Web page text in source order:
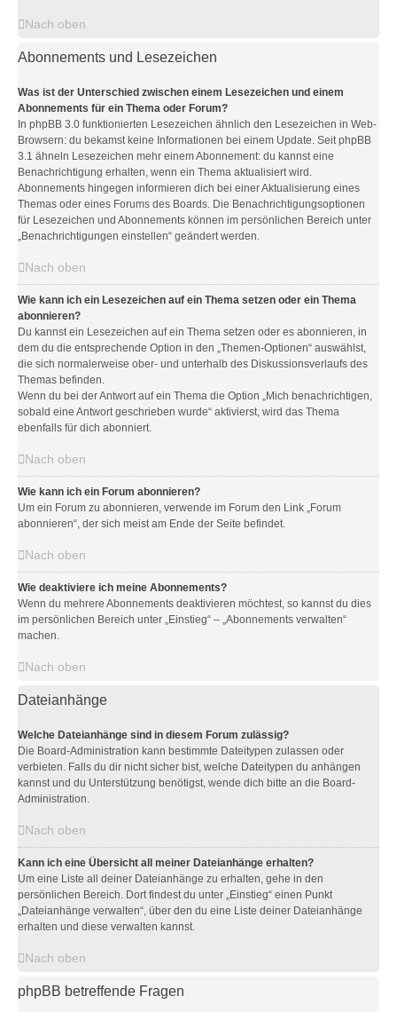
Nach oben
Abonnements und Lesezeichen
Was ist der Unterschied zwischen einem Lesezeichen und einem
Abonnements für ein Thema oder Forum?
In phpBB 3.0 funktionierten Lesezeichen ähnlich den Lesezeichen in Web-
Browsern: du bekamst keine Informationen bei einem Update. Seit phpBB
3.1 ähneln Lesezeichen mehr einem Abonnement: du kannst eine
Benachrichtigung erhalten, wenn ein Thema aktualisiert wird.
Abonnements hingegen informieren dich bei einer Aktualisierung eines
Themas oder eines Forums des Boards. Die Benachrichtigungsoptionen
für Lesezeichen und Abonnements können im persönlichen Bereich unter
„Benachrichtigungen einstellen“ geändert werden.
Nach oben
Wie kann ich ein Lesezeichen auf ein Thema setzen oder ein Thema
abonnieren?
Du kannst ein Lesezeichen auf ein Thema setzen oder es abonnieren, in
dem du die entsprechende Option in den „Themen-Optionen“ auswählst,
die sich normalerweise ober- und unterhalb des Diskussionsverlaufs des
Themas befinden.
Wenn du bei der Antwort auf ein Thema die Option „Mich benachrichtigen,
sobald eine Antwort geschrieben wurde“ aktivierst, wird das Thema
ebenfalls für dich abonniert.
Nach oben
Wie kann ich ein Forum abonnieren?
Um ein Forum zu abonnieren, verwende im Forum den Link „Forum
abonnieren“, der sich meist am Ende der Seite befindet.
Nach oben
Wie deaktiviere ich meine Abonnements?
Wenn du mehrere Abonnements deaktivieren möchtest, so kannst du dies
im persönlichen Bereich unter „Einstieg“ – „Abonnements verwalten“
machen.
Nach oben
Dateianhänge
Welche Dateianhänge sind in diesem Forum zulässig?
Die Board-Administration kann bestimmte Dateitypen zulassen oder
verbieten. Falls du dir nicht sicher bist, welche Dateitypen du anhängen
kannst und du Unterstützung benötigst, wende dich bitte an die Board-
Administration.
Nach oben
Kann ich eine Übersicht all meiner Dateianhänge erhalten?
Um eine Liste all deiner Dateianhänge zu erhalten, gehe in den
persönlichen Bereich. Dort findest du unter „Einstieg“ einen Punkt
„Dateianhänge verwalten“, über den du eine Liste deiner Dateianhänge
erhalten und diese verwalten kannst.
Nach oben
phpBB betreffende Fragen